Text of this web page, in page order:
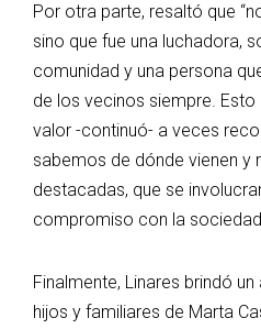
Por otra parte, resaltó que
sino que fue una luchadora,
comunidad y una persona
de los vecinos siempre.
valor -continuó- a veces
sabemos de dónde vienen y
destacadas, que se
compromiso con la
Finalmente, Linares brindó
hijos y familiares de Marta